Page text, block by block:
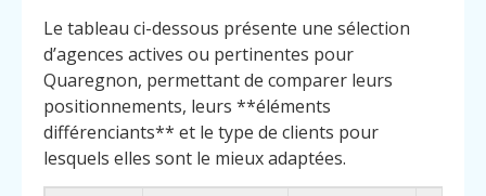
Le tableau ci-dessous présente une sélection
d’agences actives ou pertinentes pour
Quaregnon, permettant de comparer leurs
positionnements, leurs **éléments
différenciants** et le type de clients pour
lesquels elles sont le mieux adaptées.